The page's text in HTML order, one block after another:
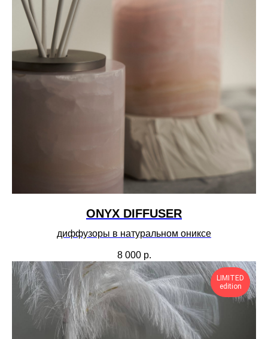
ONYX DIFFUSER
диффузоры в натуральном ониксе
8 000 р.
LIMITED
edition